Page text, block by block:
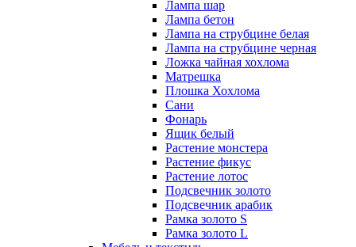
Лампа шар
Лампа бетон
Лампа на струбцине белая
Лампа на струбцине черная
Ложка чайная хохлома
Матрешка
Плошка Хохлома
Сани
Фонарь
Ящик белый
Растение монстера
Растение фикус
Растение лотос
Подсвечник золото
Подсвечник арабик
Рамка золото S
Рамка золото L